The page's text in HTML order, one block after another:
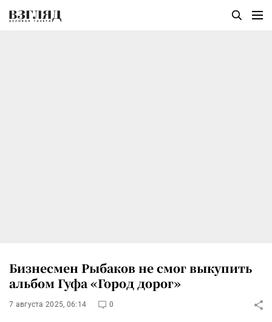
Бизнесмен Рыбаков не смог выкупить
альбом Гуфа «Город дорог»
7 августа 2025, 06:14 0